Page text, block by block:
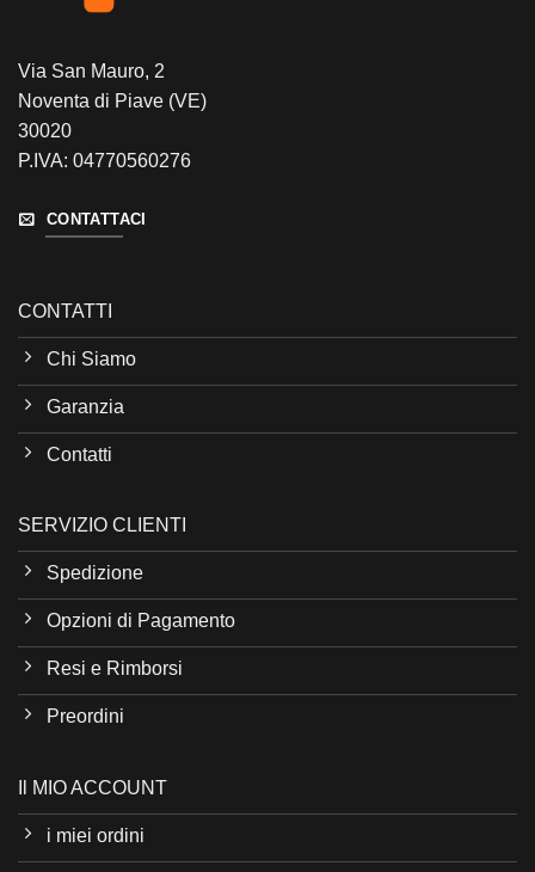
Via San Mauro, 2
Noventa di Piave (VE)
30020
P.IVA: 04770560276
CONTATTACI
CONTATTI
Chi Siamo
Garanzia
Contatti
SERVIZIO CLIENTI
Spedizione
Opzioni di Pagamento
Resi e Rimborsi
Preordini
Il MIO ACCOUNT
i miei ordini